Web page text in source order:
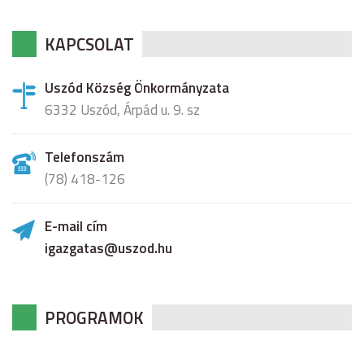
KAPCSOLAT
Uszód Község Önkormányzata
6332 Uszód, Árpád u. 9. sz
Telefonszám
(78) 418-126
E-mail cím
igazgatas@uszod.hu
PROGRAMOK